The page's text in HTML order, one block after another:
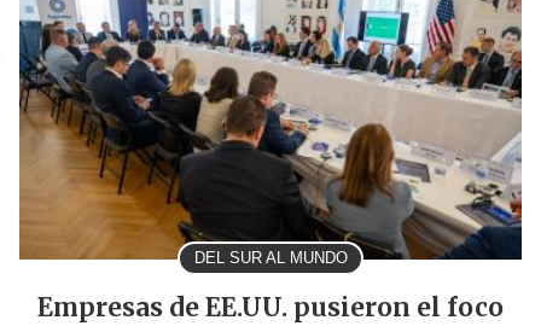
DEL SUR AL MUNDO
Empresas de EE.UU. pusieron el foco